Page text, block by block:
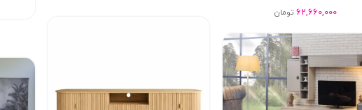
62,660,000 تومان